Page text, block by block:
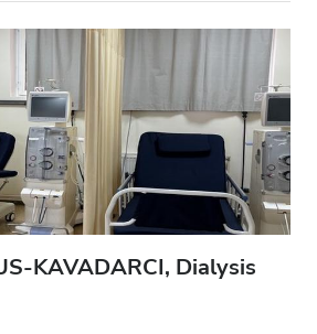
KAVADARCI, Dialysis